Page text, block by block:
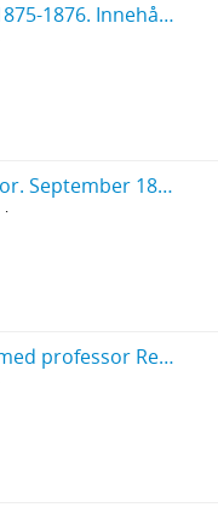
Strödda tankar åren 1875-1876. Innehåller bl. a.: Religion och vetande i allmänhet; Uppfostran; Samhället; Litteratur och konst; Kvinnan och äktenskapet m. m.; Historia.
Tankar i religiösa frågor. September 1878. 124 blad och bilaga: Mes confidences 1907. 4 blad, 16:o.
Dagbok under resan med professor Retzius 1879, 1.